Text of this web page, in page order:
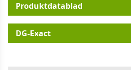
Produktdatablad
DG-Exact